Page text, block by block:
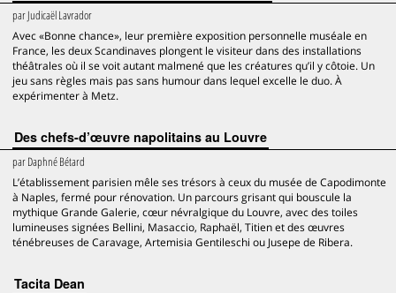
parJudicaël Lavrador
Avec «Bonne chance», leur première exposition personnelle muséale en
France, les deux Scandinaves plongent le visiteur dans des installations
théâtrales où il se voit autant malmené que les créatures qu’il y côtoie. Un
jeu sans règles mais pas sans humour dans lequel excelle le duo. À
expérimenter à Metz.
Des chefs-d’œuvre napolitains au Louvre
parDaphné Bétard
L’établissement parisien mêle ses trésors à ceux du musée de Capodimonte
à Naples, fermé pour rénovation. Un parcours grisant qui bouscule la
mythique Grande Galerie, cœur névralgique du Louvre, avec des toiles
lumineuses signées Bellini, Masaccio, Raphaël, Titien et des œuvres
ténébreuses de Caravage, Artemisia Gentileschi ou Jusepe de Ribera.
Tacita Dean